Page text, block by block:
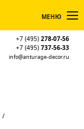
МЕНЮ
+7 (495) 278-07-56
+7 (495) 737-56-33
info@anturage-decor.ru